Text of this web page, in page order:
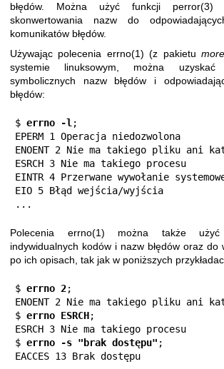
błędów. Można użyć funkcji perror(3)
skonwertowania nazw do
komunikatów błędów.
Używając polecenia errno(1) (z pakietu
systemie linuksowym, można uzyskać
symbolicznych nazw błędów i
błędów:
$ errno -l ;
EPERM 1 Operacja niedozwolona
ENOENT 2 Nie ma takiego pliku ani
ESRCH 3 Nie ma takiego procesu
EINTR 4 Przerwane wywołanie
EIO 5 Błąd wejścia/wyjścia
...
Polecenia errno(1) można także użyć
indywidualnych kodów i nazw błędów oraz do
po ich opisach, tak jak w poniższych
$ errno 2;
ENOENT 2 Nie ma takiego pliku ani
$ errno ESRCH;
ESRCH 3 Nie ma takiego procesu
$ errno -s "brak dostępu" ;
EACCES 13 Brak dostępu